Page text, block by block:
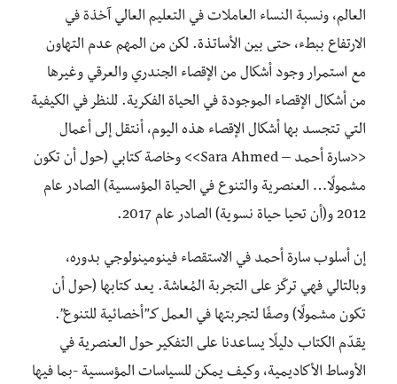
العالم، ونسبة النساء العاملات في التعليم العالي آخذة في
الارتفاع ببطء، حتى بين الأساتذة. لكن من المهم عدم التهاون
مع استمرار وجود أشكال من الإقصاء الجندري والعرقي وغيرها
من أشكال الإقصاء الموجودة في الحياة الفكرية. للنظر في الكيفية
التي تتجسد بها أشكال الإقصاء هذه اليوم، أنتقل إلى أعمال
<<سارة أحمد – Sara Ahmed>> وخاصة كتابي (حول أن تكون
مشمولًا… العنصرية والتنوع في الحياة المؤسسية) الصادر عام
2012 و(أن تحيا حياة نسوية) الصادر عام 2017.
إن أسلوب سارة أحمد في الاستقصاء فينومينولوجي بدوره،
وبالتالي فهي تركّز على التجربة المُعاشة. يعد كتابها (حول أن
تكون مشمولًا) وصفًا لتجربتها في العمل كـ”أخصائية للتنوع”.
يقدّم الكتاب دليلًا يساعدنا على التفكير حول العنصرية في
الأوساط الأكاديمية، وكيف يمكن للسياسات المؤسسية -بما فيها